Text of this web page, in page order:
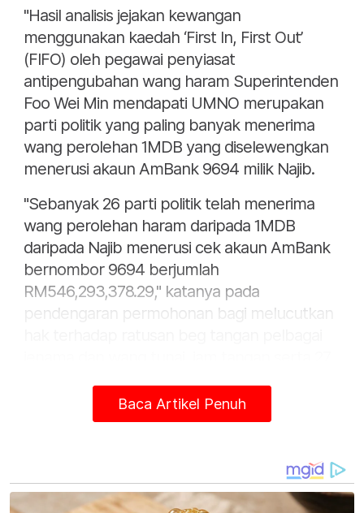
"Hasil analisis jejakan kewangan
menggunakan kaedah ‘First In, First Out’
(FIFO) oleh pegawai penyiasat
antipengubahan wang haram Superintenden
Foo Wei Min mendapati UMNO merupakan
parti politik yang paling banyak menerima
wang perolehan 1MDB yang diselewengkan
menerusi akaun AmBank 9694 milik Najib.
"Sebanyak 26 parti politik telah menerima
wang perolehan haram daripada 1MDB
daripada Najib menerusi cek akaun AmBank
bernombor 9694 berjumlah
RM546,293,378.29," katanya pada
pendengaran permohonan bagi melucutkan
isterinya, Datin Seri Rosmah Mansor serta 16
Faten Hadni berkata, tiada penjelasan logik
berhubung aliran dana berbilion ringgit yang
dikaitkan dengan 1MDB yang masuk ke
Baca Artikel Penuh